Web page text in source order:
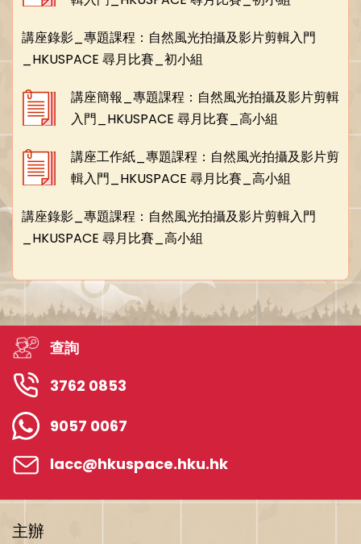
講座錄影_專題課程：自然風光拍攝及影片剪輯入門
_HKUSPACE 尋月比賽_初小組
講座簡報_專題課程：自然風光拍攝及影片剪輯
入門_HKUSPACE 尋月比賽_高小組
講座工作紙_專題課程：自然風光拍攝及影片剪
輯入門_HKUSPACE 尋月比賽_高小組
講座錄影_專題課程：自然風光拍攝及影片剪輯入門
_HKUSPACE 尋月比賽_高小組
查詢
3762 0853
9057 0067
lacc@hkuspace.hku.hk
主辦